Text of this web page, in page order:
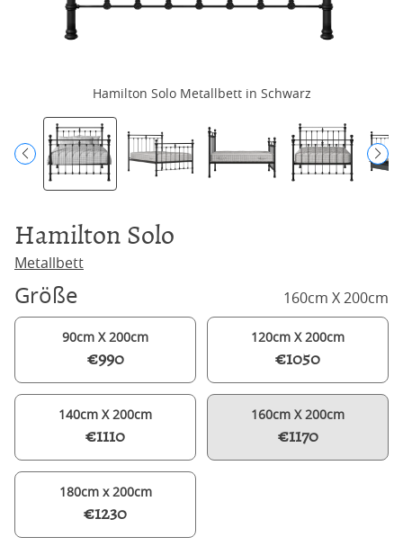
Hamilton Solo Metallbett in Schwarz
Hamilton Solo
Metallbett
Größe 160cm X 200cm
90cm X 200cm
€990
120cm X 200cm
€1050
140cm X 200cm
€1110
160cm X 200cm
€1170
180cm x 200cm
€1230